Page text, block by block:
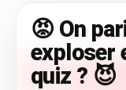
😡 On
exploser
quiz ? 😈